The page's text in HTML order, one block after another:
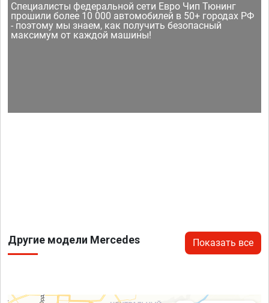
Специалисты федеральной сети Евро Чип Тюнинг
прошили более 10 000 автомобилей в 50+ городах РФ
- поэтому мы знаем, как получить безопасный
максимум от каждой машины!
Другие модели Mercedes Показать все